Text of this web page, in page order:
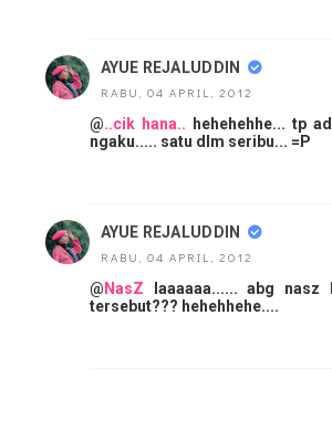
AYUE REJALUDDIN
RABU, 04 APRIL, 2012
@..cik hana.. hehehehhe... tp
ngaku..... satu dlm seribu... =P
AYUE REJALUDDIN
RABU, 04 APRIL, 2012
@ NasZ laaaaaa...... abg nasz
tersebut??? hehehhehe....